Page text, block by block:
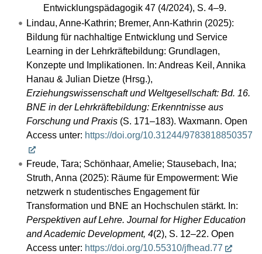
Entwicklungspädagogik 47 (4/2024), S. 4–9.
Lindau, Anne‑Kathrin; Bremer, Ann‑Kathrin (2025):
Bildung für nachhaltige Entwicklung und Service
Learning in der Lehrkräftebildung: Grundlagen,
Konzepte und Implikationen. In: Andreas Keil, Annika
Hanau & Julian Dietze (Hrsg.),
Erziehungswissenschaft und Weltgesellschaft: Bd. 16.
BNE in der Lehrkräftebildung: Erkenntnisse aus
Forschung und Praxis(S. 171–183). Waxmann. Open
Access unter: https://doi.org/10.31244/9783818850357
Freude, Tara; Schönhaar, Amelie; Stausebach, Ina;
Struth, Anna (2025): Räume für Empowerment: Wie
netzwerk n studentisches Engagement für
Transformation und BNE an Hochschulen stärkt. In:
Perspektiven auf Lehre. Journal for Higher Education
and Academic Development, 4(2), S. 12–22. Open
Access unter: https://doi.org/10.55310/jfhead.77